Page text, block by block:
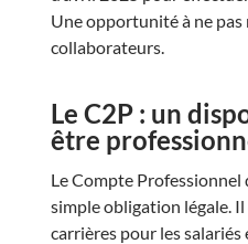
Une opportunité à ne
collaborateurs.
Le C2P : un
être
Le Compte Professionnel
simple obligation légale.
carrières pour les